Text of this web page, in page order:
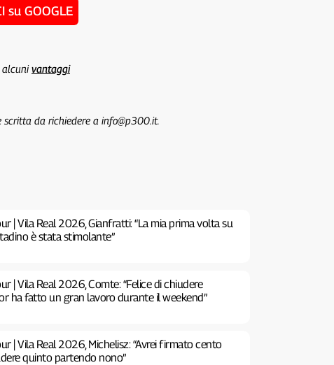
su GOOGLE
alcunivantaggi
da richiedere a info@p300.it.
| Vila Real 2026, Gianfratti: “La mia prima volta su
è stata stimolante”
| Vila Real 2026, Comte: “Felice di chiudere
ha fatto un gran lavoro durante il weekend”
| Vila Real 2026, Michelisz: “Avrei firmato cento
quinto partendo nono”